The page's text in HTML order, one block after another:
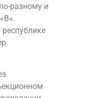
разному и